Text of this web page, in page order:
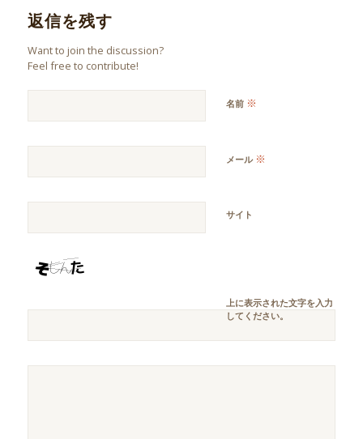
返信を残す
Want to join the discussion?
Feel free to contribute!
名前 ※
メール ※
サイト
上に表示された文字を入力
してください。